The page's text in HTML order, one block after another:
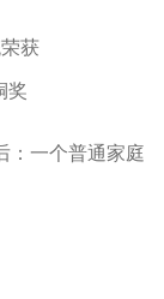
获
奖
：一个普通家庭